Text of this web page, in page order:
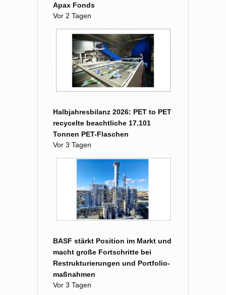
Apax Fonds
Vor 2 Tagen
Halbjahresbilanz 2026: PET to PET
recycelte beachtliche 17.101
Tonnen PET-Flaschen
Vor 3 Tagen
BASF stärkt Position im Markt und
macht große Fort­schritte bei
Restruk­turierungen und Portfolio­
maß­nahmen
Vor 3 Tagen